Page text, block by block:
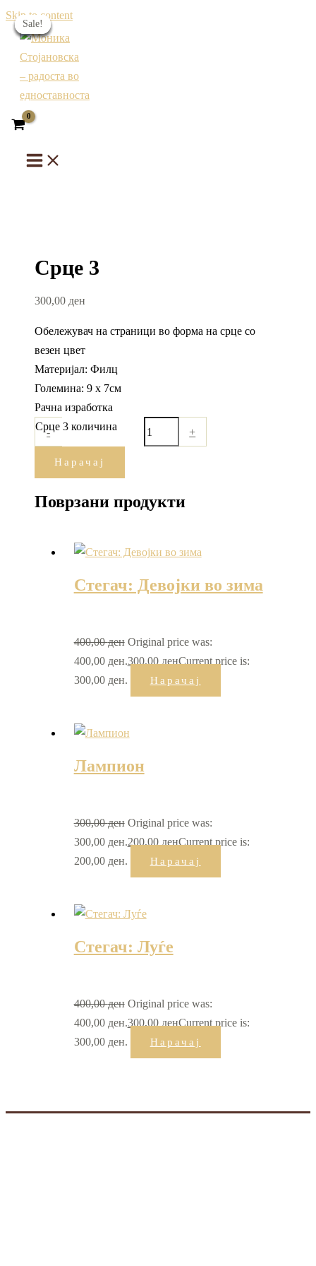
Skip to content
Срце 3
300,00 ден
Обележувач на страници во форма на срце со
везен цвет
Материјал: Филц
Големина: 9 х 7см
Рачна изработка
-
Срце 3 количина +
Нарачај
Поврзани продукти
Sale!
Sale!
Стегач: Девојки во зима
400,00ден Original price was:
400,00 ден.300,00 денCurrent price is:
300,00 ден.
Нарачај
Sale!
Sale!
Лампион
300,00ден Original price was:
300,00 ден.200,00 денCurrent price is:
200,00 ден.
Нарачај
Sale!
Sale!
Стегач: Луѓе
400,00ден Original price was:
400,00 ден.300,00 денCurrent price is:
300,00 ден.
Нарачај